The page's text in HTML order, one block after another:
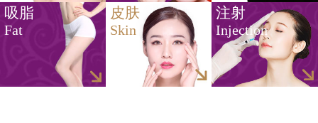
吸脂
Fat
皮肤
Skin
注射
Injection